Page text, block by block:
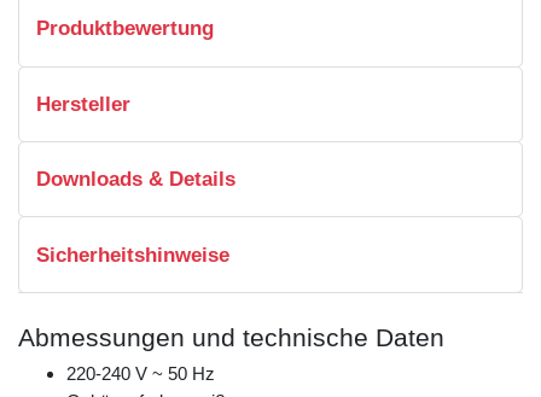
Produktbewertung
Hersteller
Downloads & Details
Sicherheitshinweise
Abmessungen und technische Daten
220-240 V ~ 50 Hz